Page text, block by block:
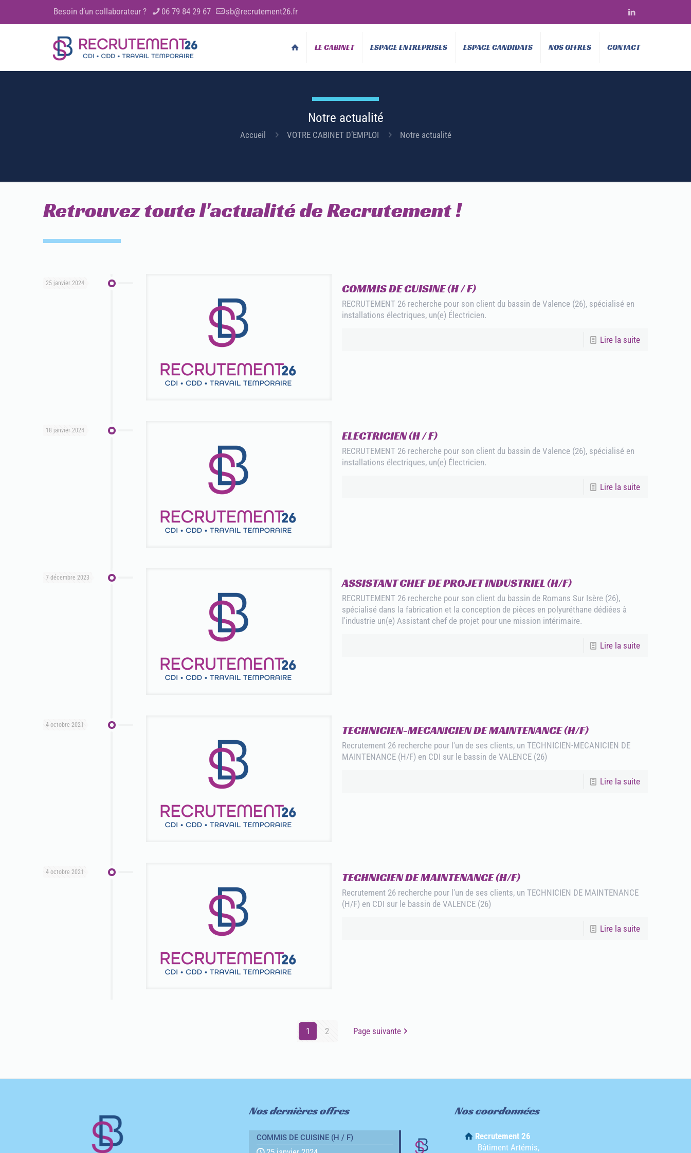
Besoin d’un collaborateur ? 06 79 84 29 67 sb@recrutement26.fr
LE CABINET ESPACE ENTREPRISES ESPACE CANDIDATS NOS OFFRES CONTACT
Notre actualité
Accueil VOTRE CABINET D’EMPLOI Notre actualité
Retrouvez toute l'actualité de Recrutement !
25 janvier 2024 COMMIS DE CUISINE (H / F)
RECRUTEMENT 26 recherche pour son client du bassin de Valence (26), spécialisé en
installations électriques, un(e) Électricien.
Lire la suite
18 janvier 2024 ELECTRICIEN (H / F)
RECRUTEMENT 26 recherche pour son client du bassin de Valence (26), spécialisé en
installations électriques, un(e) Électricien.
Lire la suite
7 décembre 2023 ASSISTANT CHEF DE PROJET INDUSTRIEL (H/F)
RECRUTEMENT 26 recherche pour son client du bassin de Romans Sur Isère (26),
spécialisé dans la fabrication et la conception de pièces en polyuréthane dédiées à
l'industrie un(e) Assistant chef de projet pour une mission intérimaire.
Lire la suite
4 octobre 2021 TECHNICIEN-MECANICIEN DE MAINTENANCE (H/F)
Recrutement 26 recherche pour l'un de ses clients, un TECHNICIEN-MECANICIEN DE
MAINTENANCE (H/F) en CDI sur le bassin de VALENCE (26)
Lire la suite
4 octobre 2021 TECHNICIEN DE MAINTENANCE (H/F)
Recrutement 26 recherche pour l'un de ses clients, un TECHNICIEN DE MAINTENANCE
(H/F) en CDI sur le bassin de VALENCE (26)
Lire la suite
1 2 Page suivante
Nos dernières offres
COMMIS DE CUISINE (H / F)
Nos coordonnées
Recrutement 26
Bâtiment Artémis,